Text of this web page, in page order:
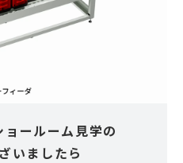
ールーム見学の
いましたら